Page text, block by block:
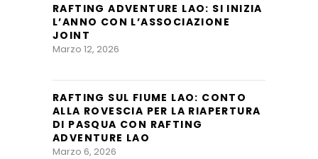
RAFTING ADVENTURE LAO: SI INIZIA
L’ANNO CON L’ASSOCIAZIONE
JOINT
Marzo 12, 2026
RAFTING SUL FIUME LAO: CONTO
ALLA ROVESCIA PER LA RIAPERTURA
DI PASQUA CON RAFTING
ADVENTURE LAO
Marzo 6, 2026